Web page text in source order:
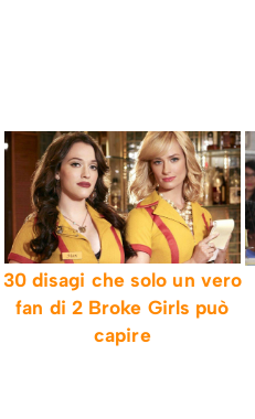
30 disagi che solo un vero
fan di 2 Broke Girls può
capire